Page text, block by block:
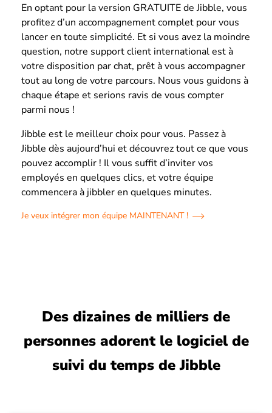
En optant pour la version GRATUITE de Jibble, vous
profitez d’un accompagnement complet pour vous
lancer en toute simplicité. Et si vous avez la moindre
question, notre support client international est à
votre disposition par chat, prêt à vous accompagner
tout au long de votre parcours. Nous vous guidons à
chaque étape et serions ravis de vous compter
parmi nous !
Jibble est le meilleur choix pour vous. Passez à
Jibble dès aujourd’hui et découvrez tout ce que vous
pouvez accomplir ! Il vous suffit d’inviter vos
employés en quelques clics, et votre équipe
commencera à jibbler en quelques minutes.
Je veux intégrer mon équipe MAINTENANT !
Des dizaines de milliers de
personnes adorent le logiciel de
suivi du temps de Jibble